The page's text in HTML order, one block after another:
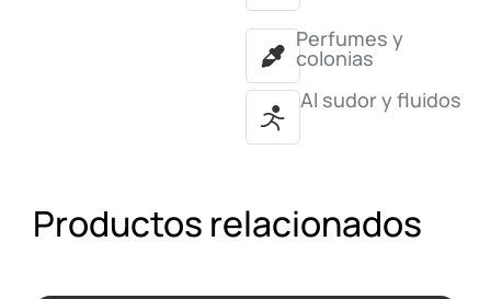
Perfumes y
colonias
Al sudor y fluidos
Productos relacionados